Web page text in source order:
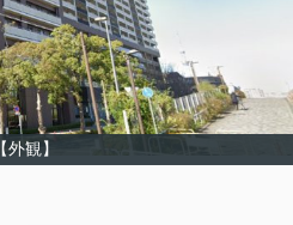
【外観】